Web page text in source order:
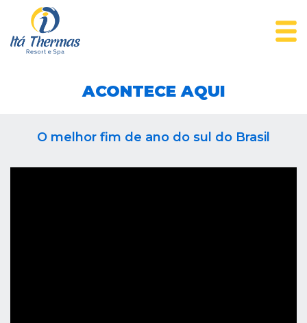
ACONTECE AQUI
O melhor fim de ano do sul do Brasil